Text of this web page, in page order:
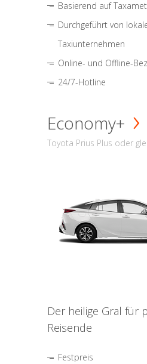
Basierend auf
Durchgeführt von
Taxiunternehmen
Online- und Offline-
24/7-Hotline
Economy+
Toyota Prius Plus oder
Der heilige Gral für
Reisende
Festpreis